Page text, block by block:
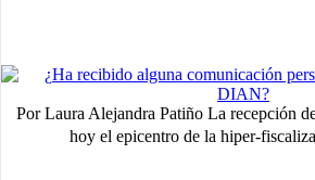
Por Laura Alejandra Patiño La recepción
hoy el epicentro de la hiper-